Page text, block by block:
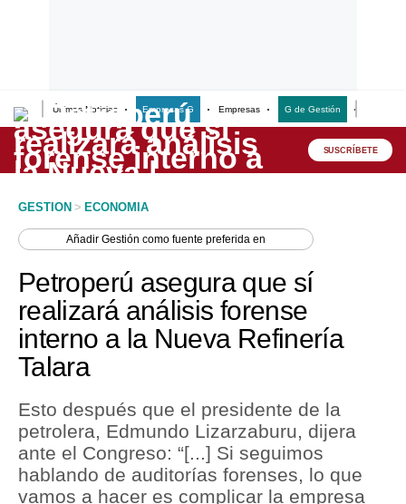
Últimas Noticias Empresas G Empresas G de Gestión
Lo último
Peru Quiosco
Economía
Mercados
Perú
Política
Tu Dinero
Finanzas Personales
SUSCRÍBETE
GESTION > ECONOMIA
AñadirGestión como fuente preferida en
Petroperú asegura que sí
realizará análisis forense
interno a la Nueva Refinería
Talara
Esto después que el presidente de la
petrolera, Edmundo Lizarzaburu, dijera
ante el Congreso: “[...] Si seguimos
hablando de auditorías forenses, lo que
vamos a hacer es complicar la empresa